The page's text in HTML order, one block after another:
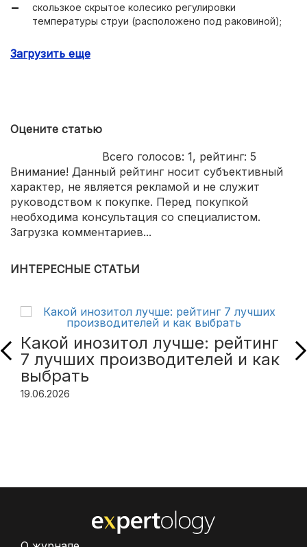
скользкое скрытое колесико регулировки
температуры струи (расположено под раковиной);
Загрузить еще
Оцените статью
Всего голосов: 1, рейтинг: 5
Внимание! Данный рейтинг носит субъективный
характер, не является рекламой и не служит
руководством к покупке. Перед покупкой
необходима консультация со специалистом.
Загрузка комментариев...
ИНТЕРЕСНЫЕ СТАТЬИ
Какой инозитол лучше: рейтинг
7 лучших производителей и как
выбрать
19.06.2026